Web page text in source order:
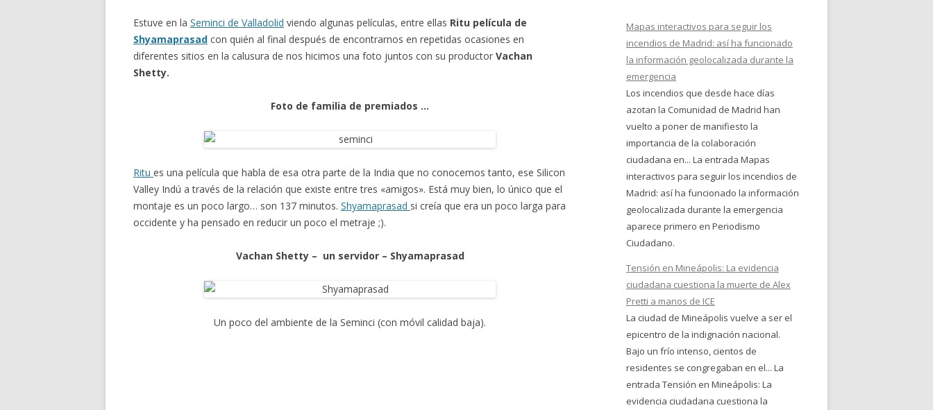
Estuve en la Seminci de Valladolid viendo algunas películas, entre ellas Ritu película de
Shyamaprasad con quién al final después de encontrarnos en repetidas ocasiones en
diferentes sitios en la calusura de nos hicimos una foto juntos con su productor Vachan
Shetty.
Foto de familia de premiados …
Ritu es una película que habla de esa otra parte de la India que no conocemos tanto, ese Silicon
Valley Indú a través de la relación que existe entre tres «amigos». Está muy bien, lo único que el
montaje es un poco largo… son 137 minutos. Shyamaprasad si creía que era un poco larga para
occidente y ha pensado en reducir un poco el metraje ;).
Vachan Shetty – un servidor – Shyamaprasad
Un poco del ambiente de la Seminci (con móvil calidad baja).
Mapas interactivos para seguir los
incendios de Madrid: así ha funcionado
la información geolocalizada durante la
emergencia
Los incendios que desde hace días
azotan la Comunidad de Madrid han
vuelto a poner de manifiesto la
importancia de la colaboración
ciudadana en... La entrada Mapas
interactivos para seguir los incendios de
Madrid: así ha funcionado la información
geolocalizada durante la emergencia
aparece primero en Periodismo
Ciudadano.
Tensión en Mineápolis: La evidencia
ciudadana cuestiona la muerte de Alex
Pretti a manos de ICE
La ciudad de Mineápolis vuelve a ser el
epicentro de la indignación nacional.
Bajo un frío intenso, cientos de
residentes se congregaban en el... La
entrada Tensión en Mineápolis: La
evidencia ciudadana cuestiona la